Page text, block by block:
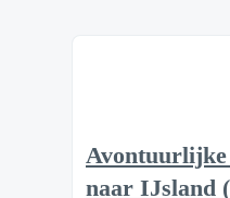
Avontuurlijke
naar IJsland